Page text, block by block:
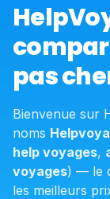
pas
Bienvenue sur
noms
help voyages,
voyages) — le
les meilleurs